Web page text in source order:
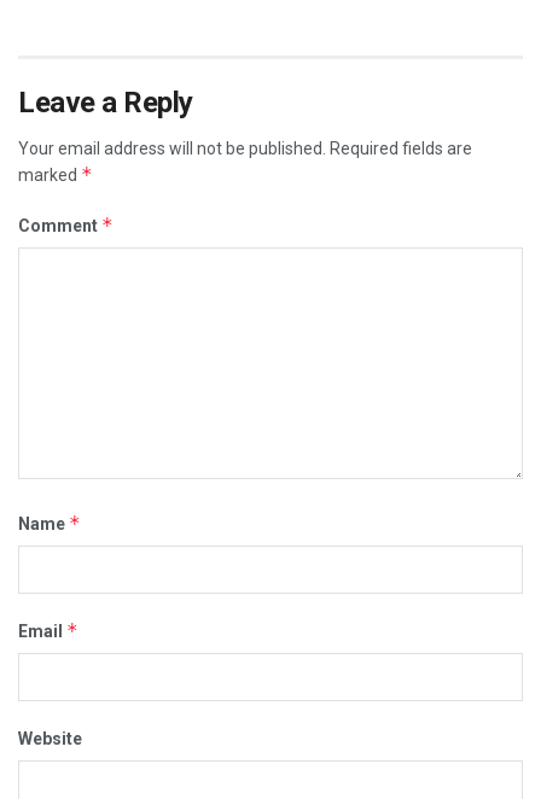
Leave a Reply
Your email address will not be published.
Required fields are
marked *
Comment *
Name *
Email *
Website